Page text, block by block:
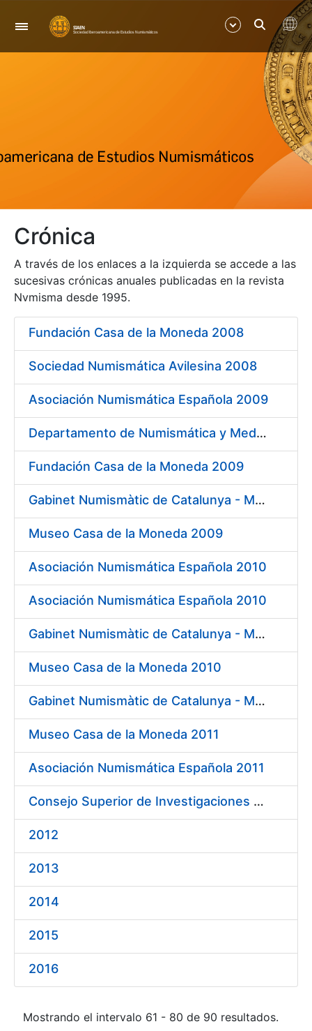
Navegación
Mostrar/Ocultar
Mostrar/Ocultar
Mostrar/Ocultar
Crónica
A través de los enlaces a la izquierda se accede a las
sucesivas crónicas anuales publicadas en la revista
Nvmisma desde 1995.
Fundación Casa de la Moneda 2008
Sociedad Numismática Avilesina 2008
Asociación Numismática Española 2009
Departamento de Numismática y Medallística. Museo Arqueológico Nacional 2009
Fundación Casa de la Moneda 2009
Gabinet Numismàtic de Catalunya - MNAC 2009
Museo Casa de la Moneda 2009
Asociación Numismática Española 2010
Asociación Numismática Española 2010
Gabinet Numismàtic de Catalunya - MNAC 2010
Museo Casa de la Moneda 2010
Gabinet Numismàtic de Catalunya - MNAC 2011
Museo Casa de la Moneda 2011
Asociación Numismática Española 2011
Consejo Superior de Investigaciones Científicas 2011
2012
2013
2014
2015
2016
Mostrando el intervalo 61 - 80 de 90 resultados.